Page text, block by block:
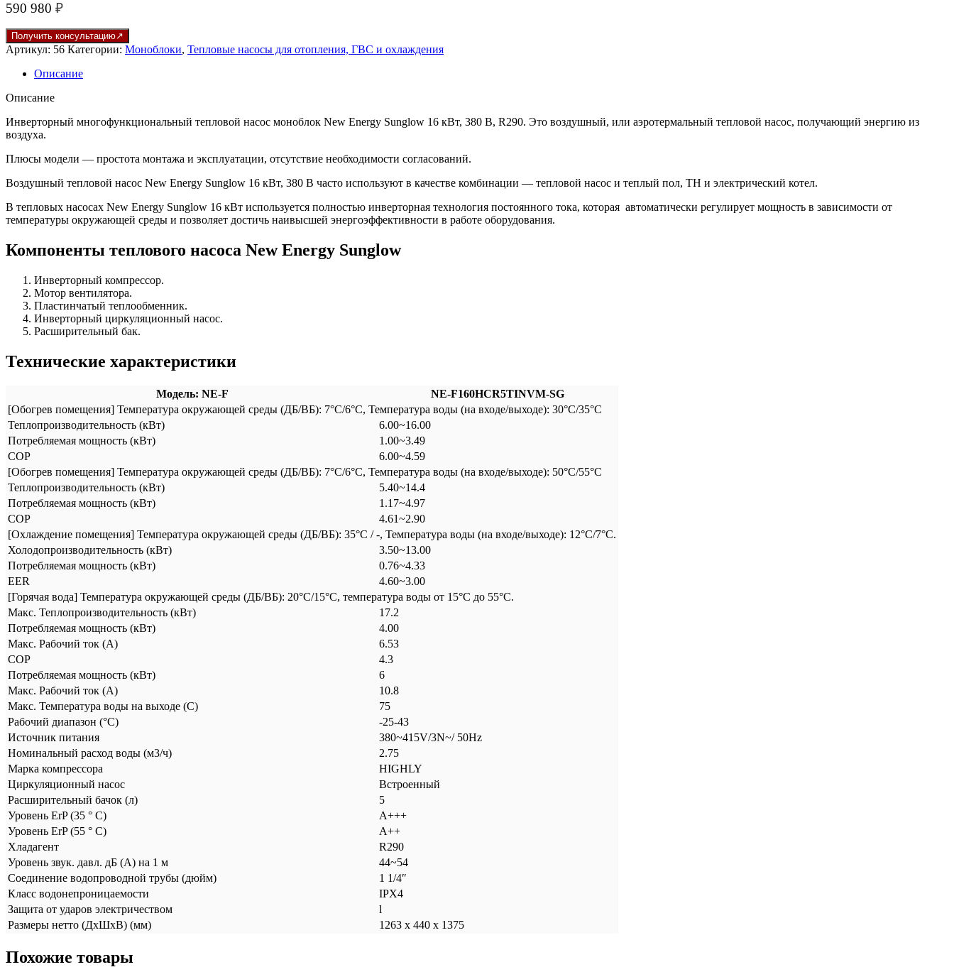
590 980 ₽
Получить консультацию
Артикул: 56 Категории: Моноблоки, Тепловые насосы для отопления, ГВС и охлаждения
Описание
Описание
Инверторный многофункциональный тепловой насос моноблок New Energy Sunglow 16 кВт, 380 В, R290. Это воздушный, или аэротермальный тепловой насос, получающий энергию из
воздуха.
Плюсы модели — простота монтажа и эксплуатации, отсутствие необходимости согласований.
Воздушный тепловой насос New Energy Sunglow 16 кВт, 380 В часто используют в качестве комбинации — тепловой насос и теплый пол, ТН и электрический котел.
В тепловых насосах New Energy Sunglow 16 кВт используется полностью инверторная технология постоянного тока, которая автоматически регулирует мощность в зависимости от
температуры окружающей среды и позволяет достичь наивысшей энергоэффективности в работе оборудования.
Компоненты теплового насоса New Energy Sunglow
Инверторный компрессор.
Мотор вентилятора.
Пластинчатый теплообменник.
Инверторный циркуляционный насос.
Расширительный бак.
Технические характеристики
Модель: NE-F
NE-F160HCR5TINVM-SG
[Обогрев помещения] Температура окружающей среды (ДБ/ВБ): 7°C/6°C, Температура воды (на входе/выходе): 30°C/35°C
Теплопроизводительность (кВт)
6.00~16.00
Потребляемая мощность (кВт)
1.00~3.49
COP
6.00~4.59
[Обогрев помещения] Температура окружающей среды (ДБ/ВБ): 7°C/6°C, Температура воды (на входе/выходе): 50°C/55°C
Теплопроизводительность (кВт)
5.40~14.4
Потребляемая мощность (кВт)
1.17~4.97
COP
4.61~2.90
[Охлаждение помещения] Температура окружающей среды (ДБ/ВБ): 35°C / -, Температура воды (на входе/выходе): 12°C/7°C.
Холодопроизводительность (кВт)
3.50~13.00
Потребляемая мощность (кВт)
0.76~4.33
EER
4.60~3.00
[Горячая вода] Температура окружающей среды (ДБ/ВБ): 20°C/15°C, температура воды от 15°C до 55°C.
Макс. Теплопроизводительность (кВт)
17.2
Потребляемая мощность (кВт)
4.00
Макс. Рабочий ток (А)
6.53
COP
4.3
Потребляемая мощность (кВт)
6
Макс. Рабочий ток (А)
10.8
Макс. Температура воды на выходе (C)
75
Рабочий диапазон (°С)
-25-43
Источник питания
380~415V/3N~/ 50Hz
Номинальный расход воды (м3/ч)
2.75
Марка компрессора
HIGHLY
Циркуляционный насос
Встроенный
Расширительный бачок (л)
5
Уровень ErP (35 ° C)
А+++
Уровень ErP (55 ° C)
А++
Хладагент
R290
Уровень звук. давл. дБ (А) на 1 м
44~54
Соединение водопроводной трубы (дюйм)
1 1/4″
Класс водонепроницаемости
IPX4
Защита от ударов электричеством
l
Размеры нетто (ДхШхВ) (мм)
1263 х 440 х 1375
Похожие товары